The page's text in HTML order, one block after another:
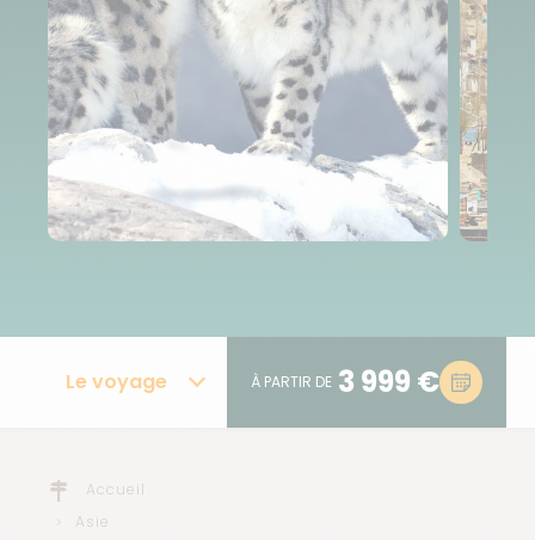
Le voyage À PARTIR DE 3 999 €
Accueil
Asie